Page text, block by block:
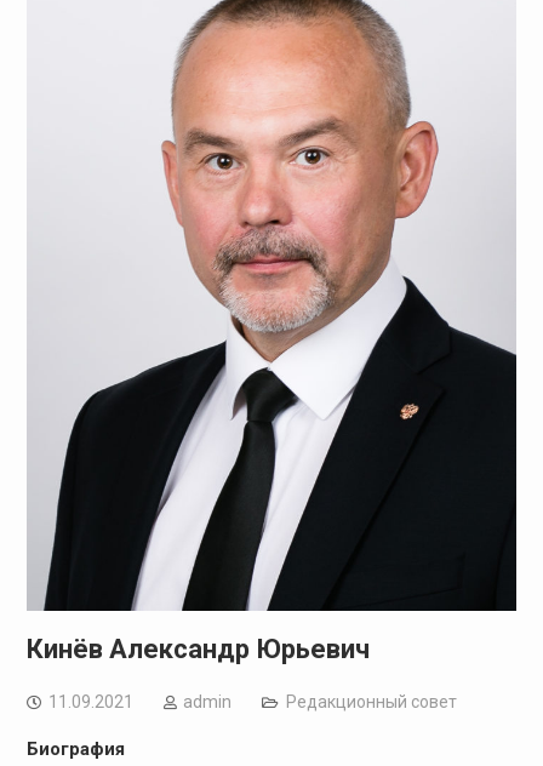
Кинёв Александр Юрьевич
11.09.2021 admin Редакционный совет
Биография